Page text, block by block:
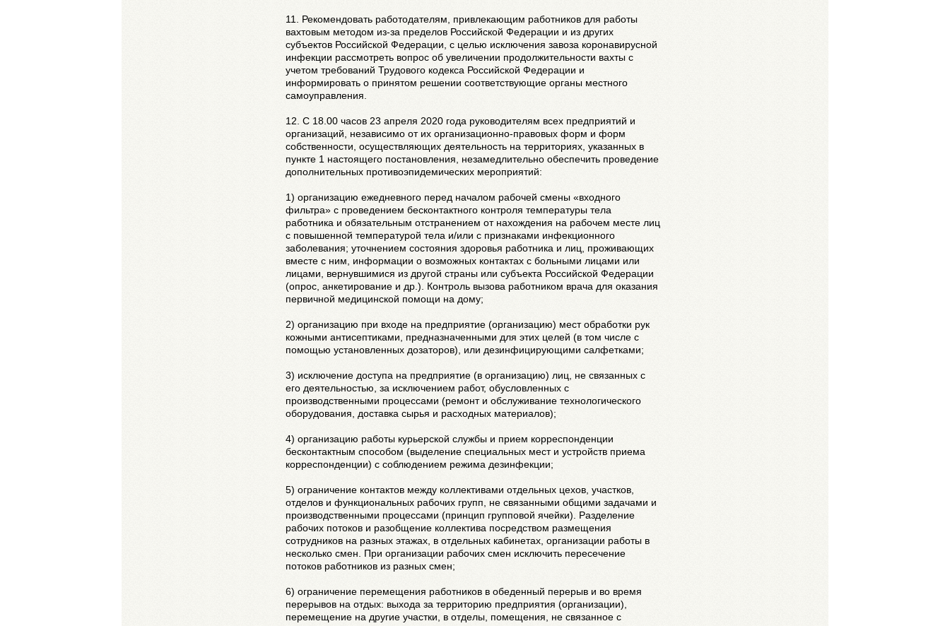
11. Рекомендовать работодателям, привлекающим работников для работы
вахтовым методом из-за пределов Российской Федерации и из других
субъектов Российской Федерации, с целью исключения завоза коронавирусной
инфекции рассмотреть вопрос об увеличении продолжительности вахты с
учетом требований Трудового кодекса Российской Федерации и
информировать о принятом решении соответствующие органы местного
самоуправления.
12. С 18.00 часов 23 апреля 2020 года руководителям всех предприятий и
организаций, независимо от их организационно-правовых форм и форм
собственности, осуществляющих деятельность на территориях, указанных в
пункте 1 настоящего постановления, незамедлительно обеспечить проведение
дополнительных противоэпидемических мероприятий:
1) организацию ежедневного перед началом рабочей смены «входного
фильтра» с проведением бесконтактного контроля температуры тела
работника и обязательным отстранением от нахождения на рабочем месте лиц
с повышенной температурой тела и/или с признаками инфекционного
заболевания; уточнением состояния здоровья работника и лиц, проживающих
вместе с ним, информации о возможных контактах с больными лицами или
лицами, вернувшимися из другой страны или субъекта Российской Федерации
(опрос, анкетирование и др.). Контроль вызова работником врача для оказания
первичной медицинской помощи на дому;
2) организацию при входе на предприятие (организацию) мест обработки рук
кожными антисептиками, предназначенными для этих целей (в том числе с
помощью установленных дозаторов), или дезинфицирующими салфетками;
3) исключение доступа на предприятие (в организацию) лиц, не связанных с
его деятельностью, за исключением работ, обусловленных с
производственными процессами (ремонт и обслуживание технологического
оборудования, доставка сырья и расходных материалов);
4) организацию работы курьерской службы и прием корреспонденции
бесконтактным способом (выделение специальных мест и устройств приема
корреспонденции) с соблюдением режима дезинфекции;
5) ограничение контактов между коллективами отдельных цехов, участков,
отделов и функциональных рабочих групп, не связанными общими задачами и
производственными процессами (принцип групповой ячейки). Разделение
рабочих потоков и разобщение коллектива посредством размещения
сотрудников на разных этажах, в отдельных кабинетах, организации работы в
несколько смен. При организации рабочих смен исключить пересечение
потоков работников из разных смен;
6) ограничение перемещения работников в обеденный перерыв и во время
перерывов на отдых: выхода за территорию предприятия (организации),
перемещение на другие участки, в отделы, помещения, не связанное с